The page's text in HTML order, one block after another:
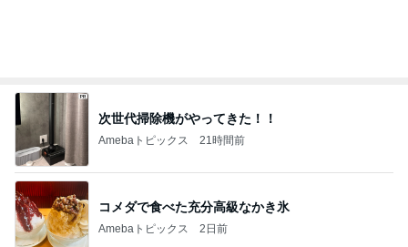
Amebaトピックス
記事を読む
悲しい日に貰い幸せになった贈り物
Amebaトピックス 22時間前